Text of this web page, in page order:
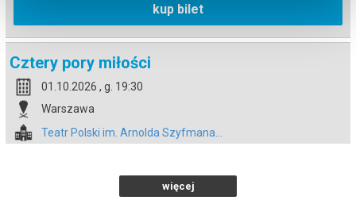
kup bilet
Cztery pory miłości
01.10.2026 , g. 19:30
Warszawa
Teatr Polski im. Arnolda Szyfmana...
kup bilet
więcej